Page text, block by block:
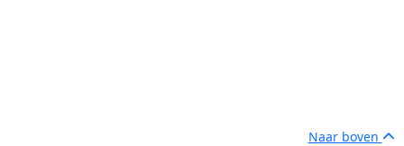
Naar boven